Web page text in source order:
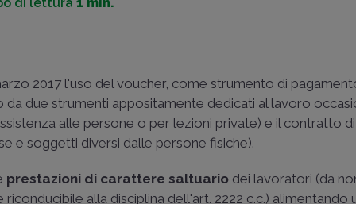
2017 l'uso del voucher, come strumento di
due strumenti appositamente dedicati al lavoro
alle persone o per lezioni private) e il contratto di
e soggetti diversi dalle persone fisiche).
prestazioni di carattere saltuario dei lavoratori (da
alla disciplina dell'art. 2222 c.c.) alimentando